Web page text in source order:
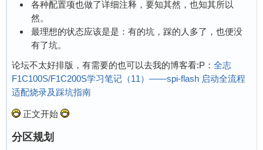
各种配置项也做了详细注释，要知其然，也知其所以
然。
最理想的状态应该是是：有的坑，踩的人多了，也便没
有了坑。
论坛不太好排版，有需要的也可以去我的博客看:P： 全志
F1C100S/F1C200S学习笔记（11）——spi-flash 启动全流程
适配烧录及踩坑指南
正文开始
分区规划